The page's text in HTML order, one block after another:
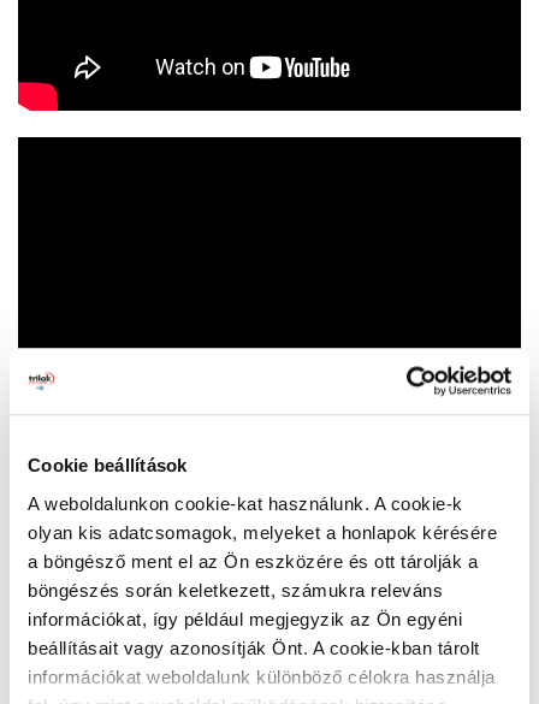
Cookie beállítások
A weboldalunkon cookie-kat használunk. A cookie-k
olyan kis adatcsomagok, melyeket a honlapok kérésére
a böngésző ment el az Ön eszközére és ott tárolják a
böngészés során keletkezett, számukra releváns
információkat, így például megjegyzik az Ön egyéni
beállításait vagy azonosítják Önt. A cookie-kban tárolt
információkat weboldalunk különböző célokra használja